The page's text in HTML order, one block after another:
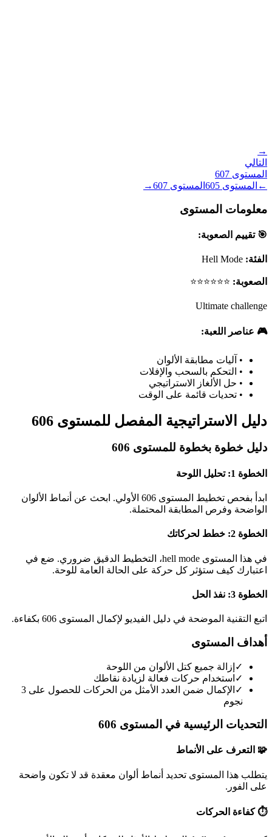
→
التالي
المستوى 607
← المستوى 605 المستوى 607
→
معلومات المستوى
🎯 تقييم الصعوبة:
الفئة: Hell Mode
الصعوبة: ⭐⭐⭐⭐⭐⭐
Ultimate challenge
🎮 عناصر اللعبة:
• آليات مطابقة الألوان
• التحكم بالسحب والإفلات
• حل الألغاز الاستراتيجي
• تحديات قائمة على الوقت
دليل الاستراتيجية المفصل للمستوى 606
دليل خطوة بخطوة للمستوى 606
الخطوة 1: تحليل اللوحة
ابدأ بفحص تخطيط المستوى 606 الأولي. ابحث عن أنماط الألوان
الواضحة وفرص المطابقة المحتملة.
الخطوة 2: خطط لحركاتك
في هذا المستوى hell mode، التخطيط الدقيق ضروري. ضع في
اعتبارك كيف ستؤثر كل حركة على الحالة العامة للوحة.
الخطوة 3: نفذ الحل
اتبع التقنية الموضحة في دليل الفيديو لإكمال المستوى 606 بكفاءة.
أهداف المستوى
✓ إزالة جميع كتل الألوان من اللوحة
✓ استخدام حركات فعالة لزيادة نقاطك
✓
الإكمال ضمن العدد الأمثل من الحركات للحصول على 3
نجوم
التحديات الرئيسية في المستوى 606
🧩 التعرف على الأنماط
يتطلب هذا المستوى تحديد أنماط ألوان معقدة قد لا تكون واضحة
على الفور.
⏱️ كفاءة الحركات